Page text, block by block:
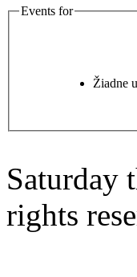
Events for
Žiadne
Saturday
rights